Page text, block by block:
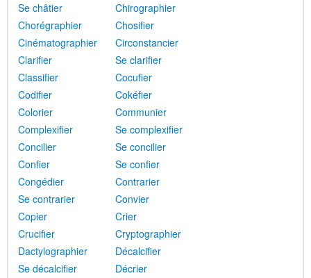
Se châtier
Chirographier
Chorégraphier
Chosifier
Cinématographier
Circonstancier
Clarifier
Se clarifier
Classifier
Cocufier
Codifier
Cokéfier
Colorier
Communier
Complexifier
Se complexifier
Concilier
Se concilier
Confier
Se confier
Congédier
Contrarier
Se contrarier
Convier
Copier
Crier
Crucifier
Cryptographier
Dactylographier
Décalcifier
Se décalcifier
Décrier